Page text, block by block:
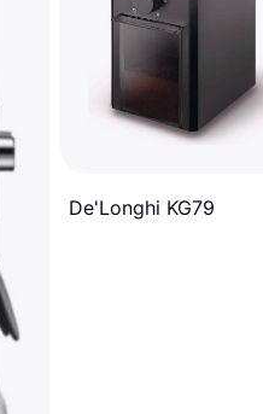
De'Longhi KG79